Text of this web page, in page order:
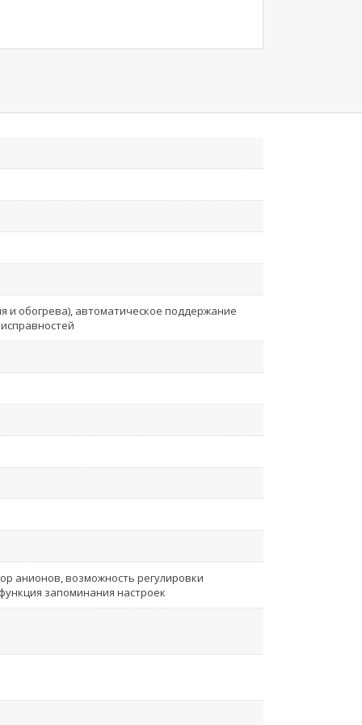
и обогрева), автоматическое поддержание
анионов, возможность регулировки
запоминания настроек